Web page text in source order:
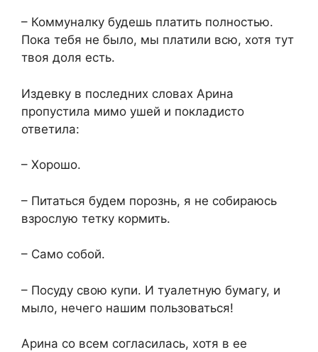
– Коммуналку будешь платить полностью.
Пока тебя не было, мы платили всю, хотя тут
твоя доля есть.
Издевку в последних словах Арина
пропустила мимо ушей и покладисто
ответила:
– Хорошо.
– Питаться будем порознь, я не собираюсь
взрослую тетку кормить.
– Само собой.
– Посуду свою купи. И туалетную бумагу, и
мыло, нечего нашим пользоваться!
Арина со всем согласилась, хотя в ее